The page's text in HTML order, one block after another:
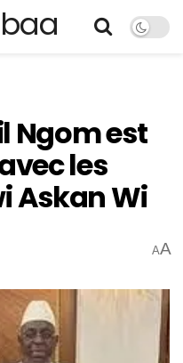
Ngom est
les
Askan Wi
AA